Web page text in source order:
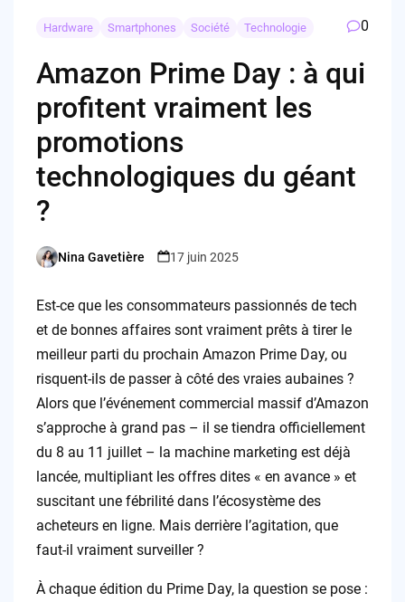
Hardware Smartphones Société Technologie 0
Amazon Prime Day : à qui
profitent vraiment les
promotions
technologiques du géant
?
Posted
Nina Gavetière 17 juin 2025
Est-ce que les consommateurs passionnés de tech
et de bonnes affaires sont vraiment prêts à tirer le
meilleur parti du prochain Amazon Prime Day, ou
risquent-ils de passer à côté des vraies aubaines ?
Alors que l’événement commercial massif d’Amazon
s’approche à grand pas – il se tiendra officiellement
du 8 au 11 juillet – la machine marketing est déjà
lancée, multipliant les offres dites « en avance » et
suscitant une fébrilité dans l’écosystème des
acheteurs en ligne. Mais derrière l’agitation, que
faut-il vraiment surveiller ?
À chaque édition du Prime Day, la question se pose :